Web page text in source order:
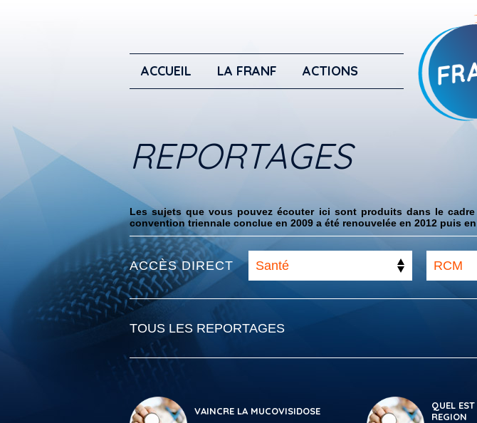
ACCUEIL LA FRANF ACTIONS
REPORTAGES
Les sujets que vous pouvez écouter ici sont produits dans le
convention triennale conclue en 2009 a été renouvelée en 2012 puis
ACCÈS DIRECT Santé RCM
TOUS LES REPORTAGES
VAINCRE LA MUCOVISIDOSE
QUEL
REGION